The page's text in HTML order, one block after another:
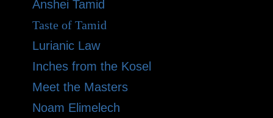
Anshei Tamid
Taste of Tamid
Lurianic Law
Inches from the Kosel
Meet the Masters
Noam Elimelech